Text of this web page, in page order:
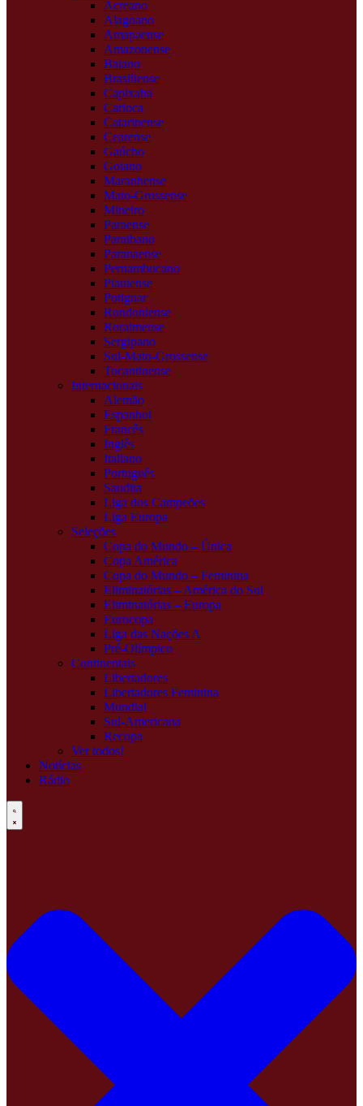
Acreano
Alagoano
Amapaense
Amazonense
Baiano
Brasiliense
Capixaba
Carioca
Catarinense
Cearense
Gaúcho
Goiano
Maranhense
Mato-Grossense
Mineiro
Paraense
Paraibano
Paranaense
Pernambucano
Piauiense
Potiguar
Rondoniense
Roraimense
Sergipano
Sul-Mato-Grossense
Tocantinense
Internacionais
Alemão
Espanhol
Francês
Inglês
Italiano
Português
Saudita
Liga dos Campeões
Liga Europa
Seleções
Copa do Mundo – Única
Copa América
Copa do Mundo – Feminina
Eliminatórias – América do Sul
Eliminatórias – Europa
Eurocopa
Liga das Nações A
Pré-Olímpico
Continentais
Libertadores
Libertadores Feminina
Mundial
Sul-Americana
Recopa
Ver todos!
Notícias
Rádio